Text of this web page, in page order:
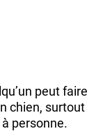
peut faire
chien, surtout
personne.